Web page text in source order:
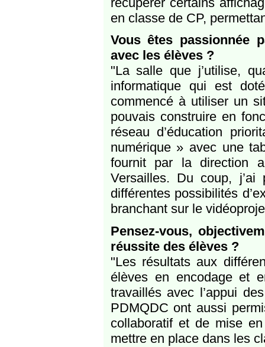
en classe de CP,
Vous êtes passionnée
avec les élèves ?
"La salle que j’utilise,
informatique qui est
commencé à utiliser un
pouvais construire en
réseau d’éducation
numérique » avec une
fournit par la direction
Versailles. Du coup,
différentes possibilités
branchant sur le
Pensez-vous,
réussite des élèves ?
"Les résultats aux
élèves en encodage et
travaillés avec l’appui
PDMQDC ont aussi
collaboratif et de mise
mettre en place dans les